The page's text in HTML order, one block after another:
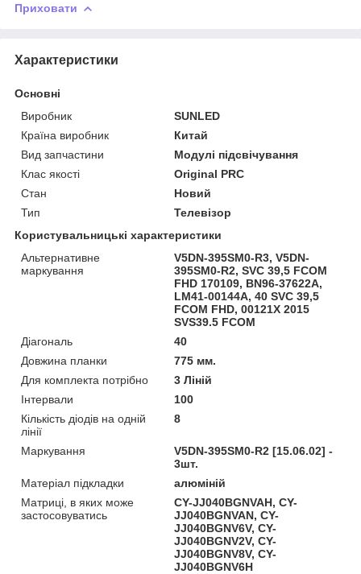
Приховати
Характеристики
Основні
Виробник
SUNLED
Країна виробник
Китай
Вид запчастини
Модулі підсвічування
Клас якості
Original PRC
Стан
Новий
Тип
Телевізор
Користувальницькі характеристики
Альтернативне
маркування
V5DN-395SM0-R3, V5DN-
395SM0-R2, SVC 39,5 FCOM
FHD 170109, BN96-37622A,
LM41-00144A, 40 SVC 39,5
FCOM FHD, 00121X 2015
SVS39.5 FCOM
Діагональ
40
Довжина планки
775 мм.
Для комплекта потрібно
3 Ліній
Інтервали
100
Кількість діодів на одній
лінії
8
Маркування
V5DN-395SM0-R2 [15.06.02] -
3шт.
Матеріал підкладки
алюміній
Матриці, в яких може
застосовуватись
CY-JJ040BGNVAH, CY-
JJ040BGNVAN, CY-
JJ040BGNV6V, CY-
JJ040BGNV2V, CY-
JJ040BGNV8V, CY-
JJ040BGNV6H